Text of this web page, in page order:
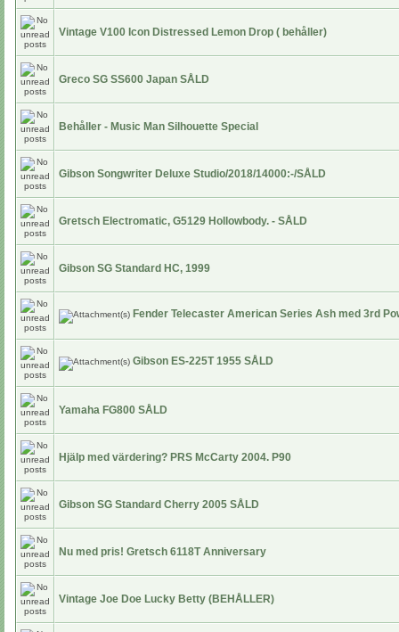
Vintage V100 Icon Distressed Lemon Drop ( behåller)
Greco SG SS600 Japan SÅLD
Behåller - Music Man Silhouette Special
Gibson Songwriter Deluxe Studio/2018/14000:-/SÅLD
Gretsch Electromatic, G5129 Hollowbody. - SÅLD
Gibson SG Standard HC, 1999
Fender Telecaster American Series Ash med 3rd
Gibson ES-225T 1955 SÅLD
Yamaha FG800 SÅLD
Hjälp med värdering? PRS McCarty 2004. P90
Gibson SG Standard Cherry 2005 SÅLD
Nu med pris! Gretsch 6118T Anniversary
Vintage Joe Doe Lucky Betty (BEHÅLLER)